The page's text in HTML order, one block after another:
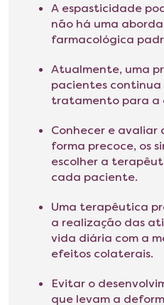
A espasticidade
não há uma
farmacológica
Atualmente, uma
pacientes continua
tratamento para a
Conhecer e
forma precoce, os
escolher a
cada paciente.
Uma terapêutica
a realização das
vida diária com a
efeitos colaterais.
Evitar o
que levam a